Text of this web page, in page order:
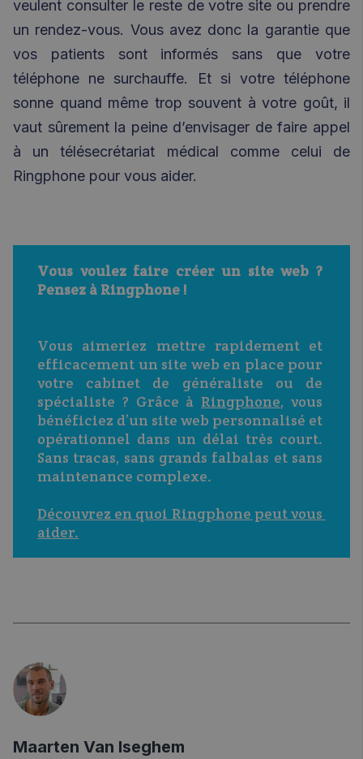
veulent consulter le reste de votre site ou prendre
un rendez-vous. Vous avez donc la garantie que
vos patients sont informés sans que votre
téléphone ne surchauffe. Et si votre téléphone
sonne quand même trop souvent à votre goût, il
vaut sûrement la peined’envisager de faire appel
à un télésecrétariat médical comme celui de
Ringphone pour vous aider.
Vous voulez faire créer un site web ?
Pensez à Ringphone !
Vous aimeriez mettre rapidement et
efficacement un site web en place pour
votre cabinet de généraliste ou de
spécialiste ? Grâce à Ringphone, vous
bénéficiez d’un site web personnalisé et
opérationnel dans un délai très court.
Sans tracas, sans grands falbalas et sans
maintenance complexe.
Découvrez en quoi Ringphone peut vous
aider.
Maarten Van Iseghem